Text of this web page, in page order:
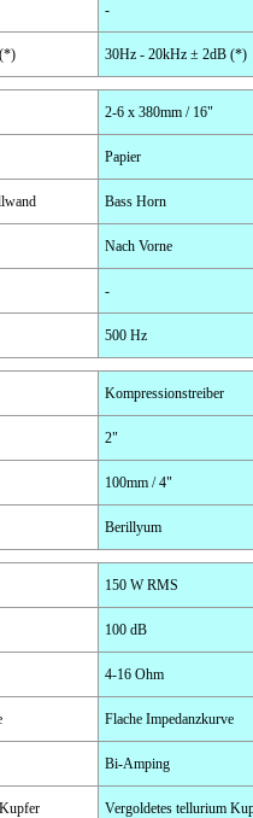
-
30Hz - 20kHz ± 2dB (*)
2-6 x 380mm / 16"
Papier
Bass Horn
Nach Vorne
-
500 Hz
Kompressionstreiber
2"
100mm / 4"
Berillyum
150 W RMS
100 dB
4-16 Ohm
Flache Impedanzkurve
Bi-Amping
Vergoldetes tellurium